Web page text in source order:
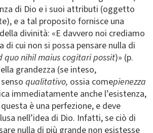
di Dio e i suoi attributi (oggetto
e a tal proposito fornisce una
divinità: «E davvero noi crediamo
di cui non si possa pensare nulla di
quo nihil maius cogitari possit)» (p.
grandezza (se inteso,
qualitativo, ossia comepienezza
immediatamente anche l’esistenza,
è una perfezione, e deve
nell’idea di Dio. Infatti, se ciò di
nulla di più grande non esistesse